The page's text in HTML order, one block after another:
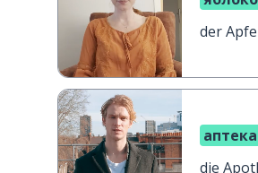
der
аптека
die